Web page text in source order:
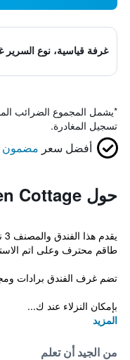
غرفة قياسية، نوع
*يشمل المجموع الضرائب
تسجيل المغادرة.
أفضل سعر مضمون
حول Kuju Kogen Cottage
طاقم محترف وعلى اتم
تضم غرف الفندق برادات
بإمكان النزلاء عند ك...
المزيد
من الجيد أن تعلم